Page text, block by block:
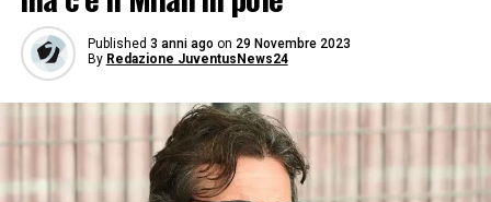
Published 3 anni ago on 29 Novembre 2023
By Redazione JuventusNews24